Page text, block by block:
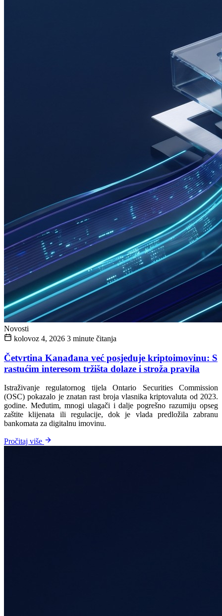
Novosti
kolovoz 4, 2026 3 minute čitanja
Četvrtina Kanađana već posjeduje kriptoimovinu: S
rastućim interesom tržišta dolaze i stroža pravila
Istraživanje regulatornog tijela Ontario Securities Commission
(OSC) pokazalo je znatan rast broja vlasnika kriptovaluta od 2023.
godine. Međutim, mnogi ulagači i dalje pogrešno razumiju opseg
zaštite klijenata ili regulacije, dok je vlada predložila zabranu
bankomata za digitalnu imovinu.
Pročitaj više